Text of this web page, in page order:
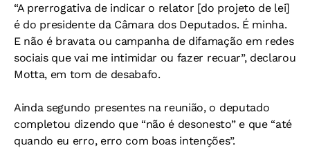
“A prerrogativa de indicar o relator [do projeto de lei]
é do presidente da Câmara dos Deputados. É minha.
E não é bravata ou campanha de difamação em redes
sociais que vai me intimidar ou fazer recuar”, declarou
Motta, em tom de desabafo.
Ainda segundo presentes na reunião, o deputado
completou dizendo que “não é desonesto” e que “até
quando eu erro, erro com boas intenções”.